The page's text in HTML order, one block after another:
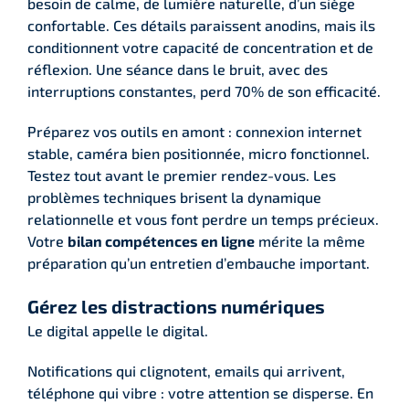
confortable. Ces détails paraissent anodins, mais ils
conditionnent votre capacité de concentration et de
réflexion. Une séance dans le bruit, avec des
interruptions constantes, perd 70% de son efficacité.
Préparez vos outils en amont : connexion internet
stable, caméra bien positionnée, micro fonctionnel.
Testez tout avant le premier rendez-vous. Les
problèmes techniques brisent la dynamique
relationnelle et vous font perdre un temps précieux.
Votre bilan compétences en ligne mérite la même
préparation qu’un entretien d’embauche important.
Gérez les distractions numériques
Le digital appelle le digital.
Notifications qui clignotent, emails qui arrivent,
téléphone qui vibre : votre attention se disperse. En